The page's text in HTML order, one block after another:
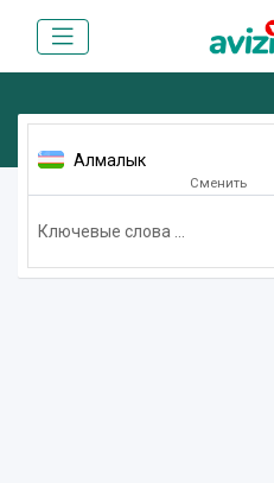
Алмалык
Сменить